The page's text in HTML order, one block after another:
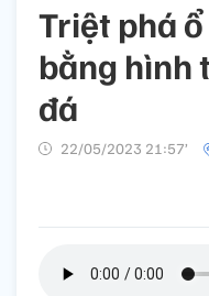
Triệt phá
bằng hình
đá
22/05/2023 21:57’